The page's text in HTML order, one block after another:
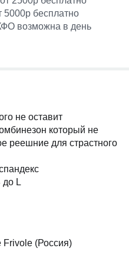
бесплатно
возможна в день
не оставит
который не
реешние для страстного
до L
Frivole (Россия)